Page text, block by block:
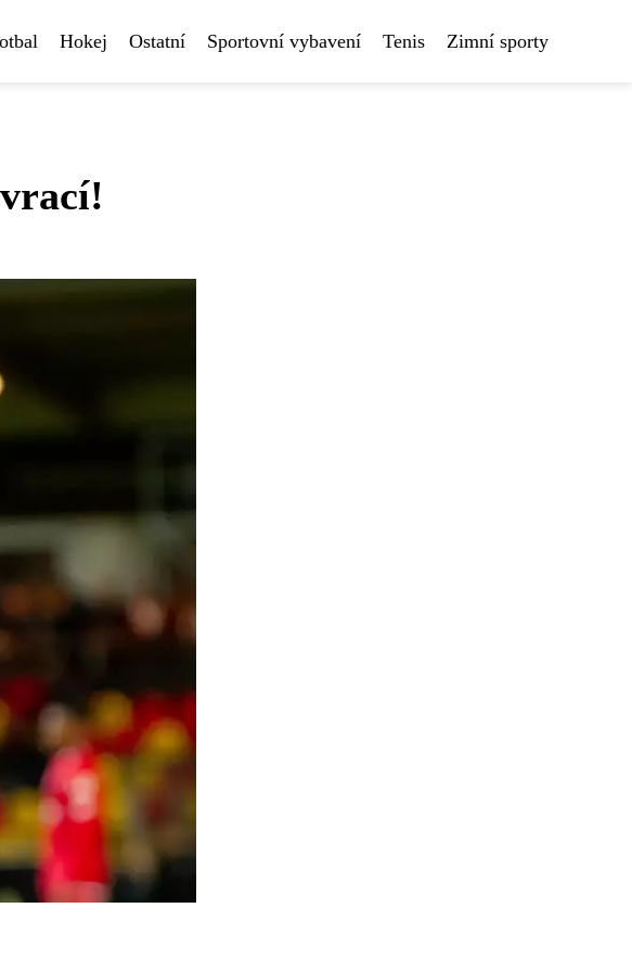
Hokej Ostatní Sportovní vybavení Tenis Zimní sporty